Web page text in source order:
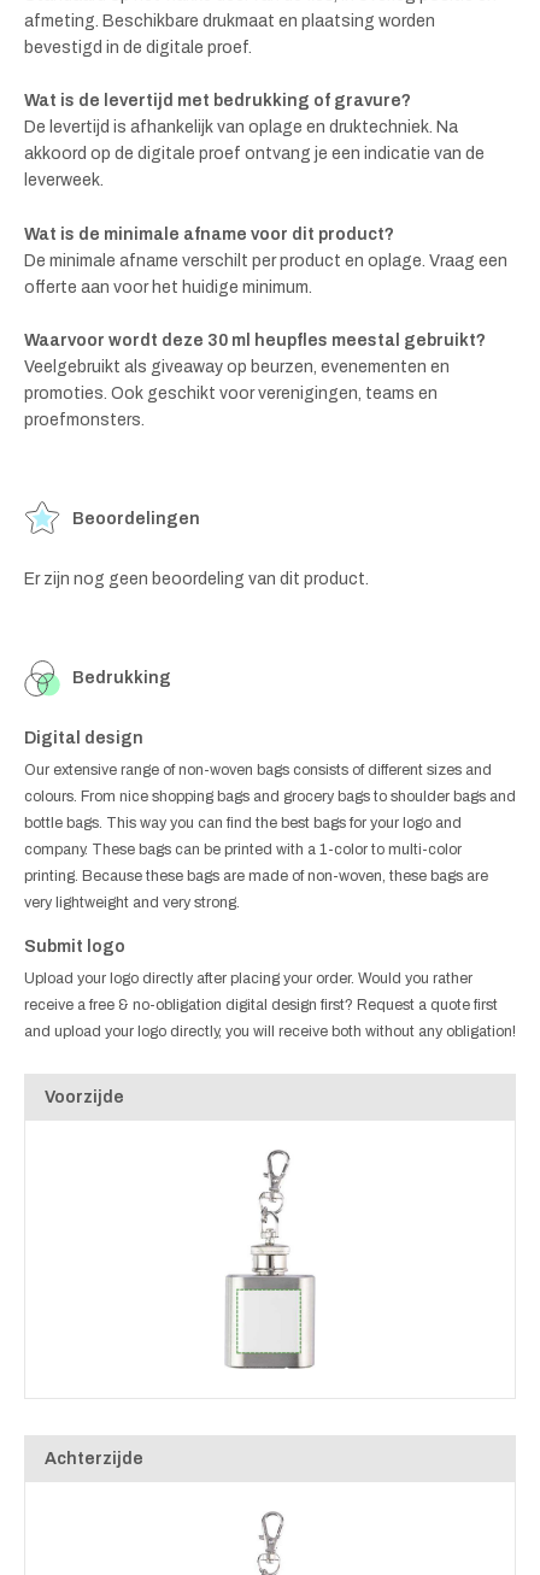
afmeting. Beschikbare drukmaat en plaatsing worden
bevestigd in de digitale proef.
Wat is de levertijd met bedrukking of gravure?
De levertijd is afhankelijk van oplage en druktechniek. Na
akkoord op de digitale proef ontvang je een indicatie van de
leverweek.
Wat is de minimale afname voor dit product?
De minimale afname verschilt per product en oplage. Vraag een
offerte aan voor het huidige minimum.
Waarvoor wordt deze 30 ml heupfles meestal gebruikt?
Veelgebruikt als giveaway op beurzen, evenementen en
promoties. Ook geschikt voor verenigingen, teams en
proefmonsters.
Beoordelingen
Er zijn nog geen beoordeling van dit product.
Bedrukking
Digital design
Our extensive range of non-woven bags consists of different sizes and
colours. From nice shopping bags and grocery bags to shoulder bags and
bottle bags. This way you can find the best bags for your logo and
company. These bags can be printed with a 1-color to multi-color
printing. Because these bags are made of non-woven, these bags are
very lightweight and very strong.
Submit logo
Upload your logo directly after placing your order. Would you rather
receive a free & no-obligation digital design first? Request a quote first
and upload your logo directly, you will receive both without any obligation!
Voorzijde
Achterzijde